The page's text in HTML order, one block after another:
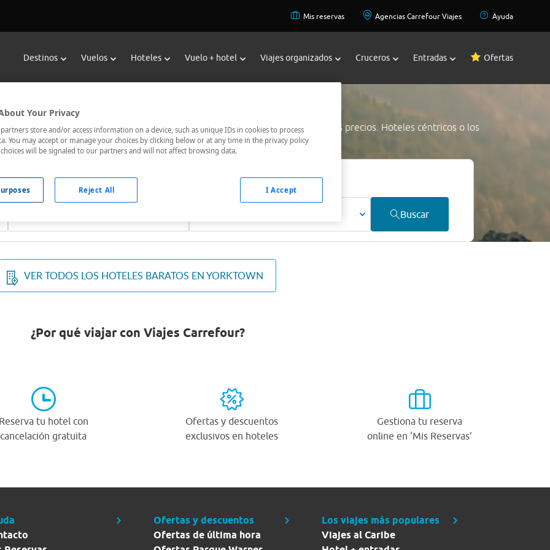
Mis reservas Agencias Carrefour Viajes Ayuda
Destinos Vuelos Hoteles Vuelo + hotel Viajes organizados Cruceros Entradas Ofertas
Reservar Hoteles en Yorktown
de Viajes Carrefour te ofrecehoteles baratos en Yorktowna los mejores precios. Hoteles céntricos o los
el hotel que busques nosotros te lo encontramos al mejor precio.
Fechas *
Buscar
VER TODOS LOS HOTELES BARATOS EN YORKTOWN
¿Por qué viajar con Viajes Carrefour?
Reserva tu hotel con
cancelación gratuita
Ofertas y descuentos
exclusivos en hoteles
Gestiona tu reserva
online en ‘Mis Reservas’
Ofertas y descuentos
Ofertas de última hora
Los viajes más populares
Viajes al Caribe
Your Privacy
store and/or access information on a device, such as unique IDs in cookies to process
You may accept or manage your choices by clicking below or at any time in the privacy policy
choices will be signaled to our partners and will not affect browsing data.
Reject All I Accept